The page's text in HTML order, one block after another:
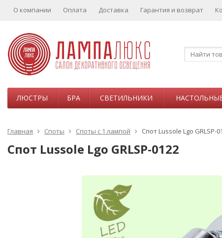
О компании Оплата Доставка Гарантия и возврат
ЛЮСТРЫ БРА СВЕТИЛЬНИКИ
Главная Споты Споты с 1 лампой Спот Lussole Lgo GRLSP-
Спот Lussole Lgo GRLSP-0122